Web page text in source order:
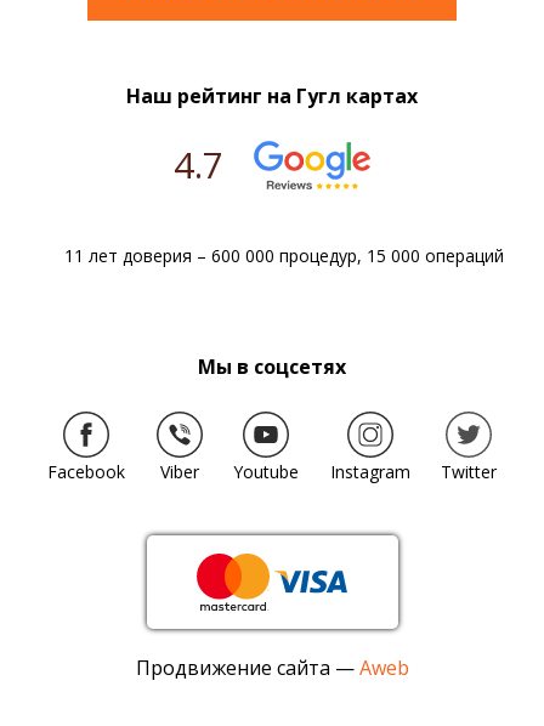
Наш рейтинг на Гугл картах
4.7
11 лет доверия – 600 000 процедур, 15 000 операций
Мы в соцсетях
Facebook Viber Youtube Instagram Twitter
Продвижение сайта —Aweb